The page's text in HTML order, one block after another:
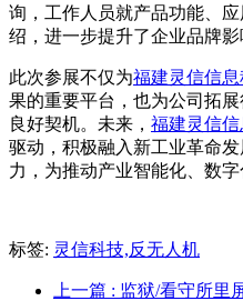
询，工作人员就产品功能、
绍，进一步提升了企业品牌影
此次参展不仅为福建灵信信息
果的重要平台，也为公司拓
良好契机。未来， 福建灵信信
驱动，积极融入新工业革命
力，为推动产业智能化、数字
标签: 灵信科技,反无人机
上一篇 : 监狱/看守所里